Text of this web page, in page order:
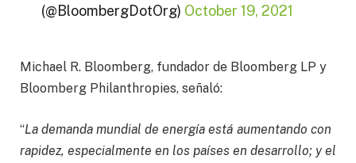
(@BloombergDotOrg) October 19, 2021
Michael R. Bloomberg, fundador de Bloomberg LP y
Bloomberg Philanthropies, señaló:
“La demanda mundial de energía está aumentando con
rapidez, especialmente en los países en desarrollo; y el